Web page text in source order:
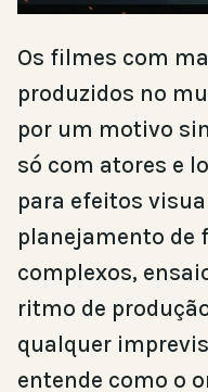
Os filmes com
produzidos no
por um motivo
só com atores e
para efeitos
planejamento de
complexos,
ritmo de
qualquer
entende como o